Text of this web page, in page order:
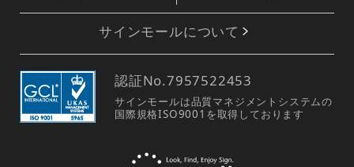
サインモールについて
認証No.7957522453
サインモールは品質マネジメントシステムの
国際規格ISO9001を取得しております